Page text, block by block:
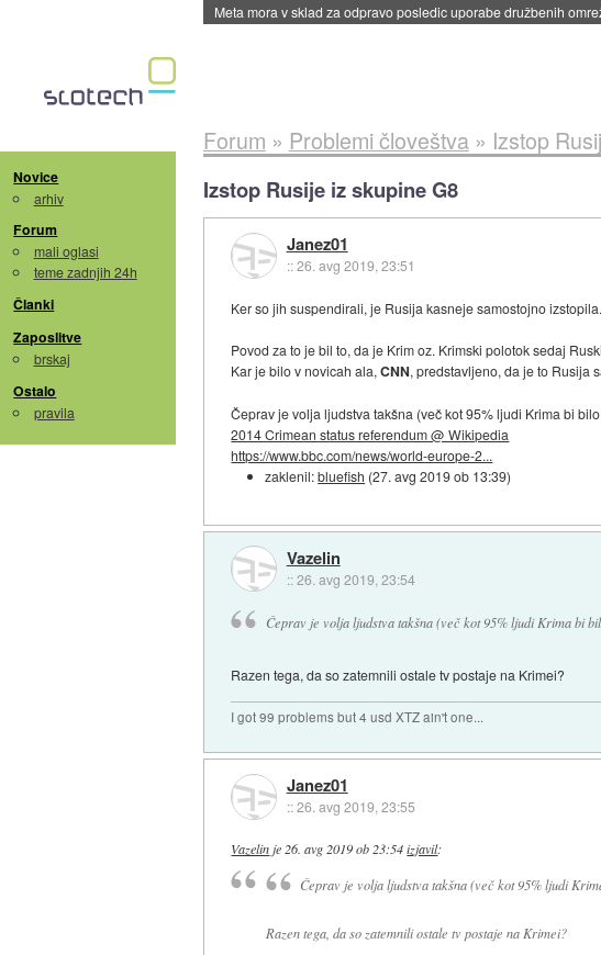
ByteDance trenira največji model umetne inteligence doslej::
Novice
arhiv
Forum
mali oglasi
teme zadnjih 24h
Članki
Zaposlitve
brskaj
Ostalo
pravila
Forum » Problemi človeštva» Izstop
Izstop Rusije iz skupine G8
Janez01
::26. avg 2019, 23:51
Ker so jih suspendirali, je Rusija kasneje samostojno izstopila.
Povod za to je bil to, da je Krim oz. Krimski polotok sedaj
Kar je bilo v novicah ala,CNN, predstavljeno, da je to Rusija
Čeprav je volja ljudstva takšna (več kot 95% ljudi Krima bi
2014 Crimean status referendum @ Wikipedia
https://www.bbc.com/news/world-europe-2...
zaklenil:bluefish (27. avg 2019 ob 13:39)
Vazelin
::26. avg 2019, 23:54
Čeprav je volja ljudstva takšna (več kot 95% ljudi Krima bi
Razen tega, da so zatemnili ostale tv postaje na Krimei?
I got 99 problems but 4 usd XTZ ain't one...
Janez01
::26. avg 2019, 23:55
Vazelin je 26. avg 2019 ob 23:54 izjavil:
Čeprav je volja ljudstva takšna (več kot 95% ljudi
Razen tega, da so zatemnili ostale tv postaje na Krimei?